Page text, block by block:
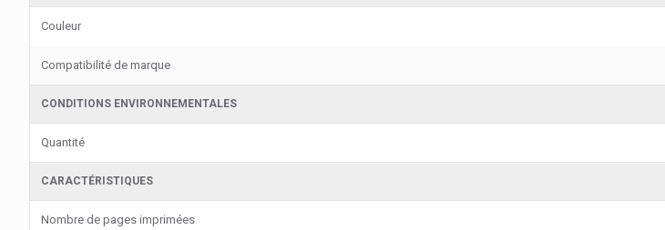
Couleur
Compatibilité de marque
CONDITIONS ENVIRONNEMENTALES
Quantité
CARACTÉRISTIQUES
Nombre de pages imprimées